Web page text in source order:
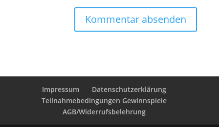
Impressum
Datenschutzerklärung
Teilnahmebedingungen Gewinnspiele
AGB/Widerrufsbelehrung